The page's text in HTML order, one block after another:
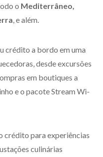
o Mediterrâneo,
, e além.
crédito a bordo em uma
desde excursões
em boutiques a
e o pacote Stream Wi-
crédito para experiências
culinárias